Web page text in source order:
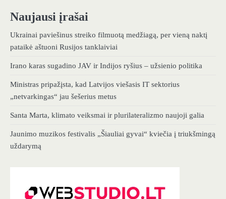
Naujausi įrašai
Ukrainai paviešinus streiko filmuotą medžiagą, per vieną naktį
pataikė aštuoni Rusijos tanklaiviai
Irano karas sugadino JAV ir Indijos ryšius – užsienio politika
Ministras pripažįsta, kad Latvijos viešasis IT sektorius
„netvarkingas“ jau šešerius metus
Santa Marta, klimato veiksmai ir plurilateralizmo naujoji galia
Jaunimo muzikos festivalis „Šiauliai gyvai“ kviečia į triukšmingą
uždarymą